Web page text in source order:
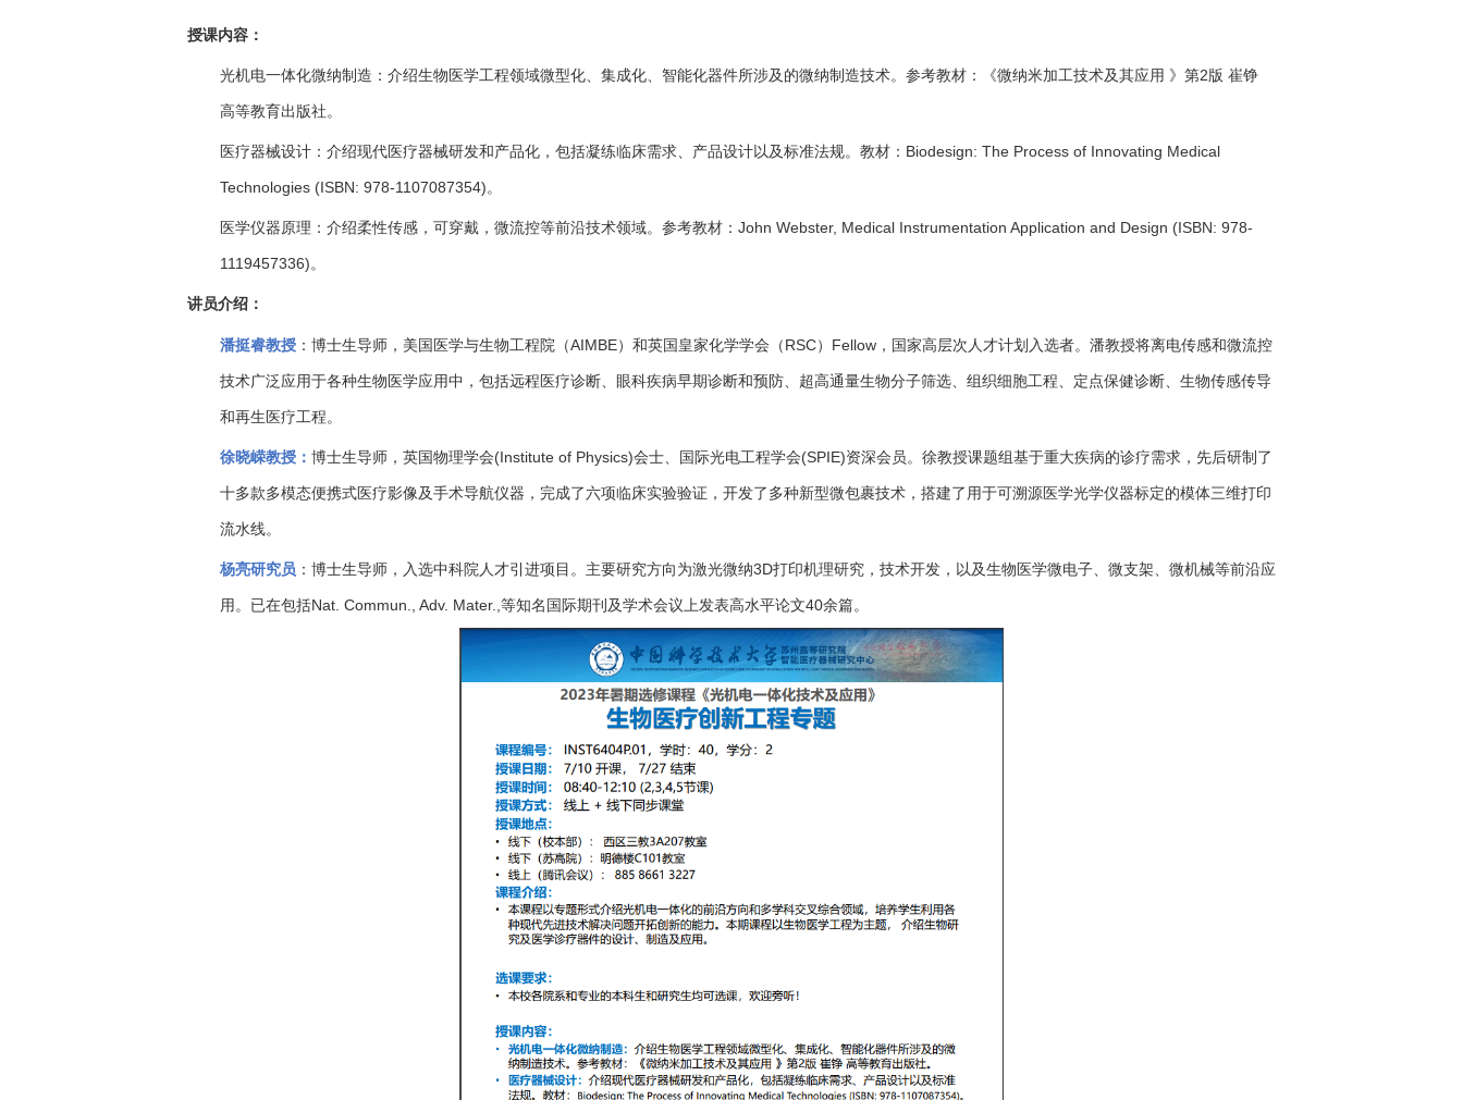
授课内容：
光机电一体化微纳制造：介绍生物医学工程领域微型化、集成化、智能化器件所涉及的微纳制造技术。参考教材：《微纳米加工技术及其应用 》第2版 崔铮
高等教育出版社。
医疗器械设计：介绍现代医疗器械研发和产品化，包括凝练临床需求、产品设计以及标准法规。教材： Biodesign: The Process of Innovating Medical
Technologies (ISBN: 978-1107087354)。
医学仪器原理：介绍柔性传感，可穿戴，微流控等前沿技术领域。参考教材： John Webster, Medical Instrumentation Application and Design (ISBN: 978-
1119457336)。
讲员介绍：
潘挺睿教授 ：博士生导师，美国医学与生物工程院（AIMBE）和英国皇家化学学会（ RSC） Fellow ，国家高层次人才计划入选者。潘教授将离电传感和微流控
技术广泛应用于各种生物医学应用中，包括远程医疗诊断、眼科疾病早期诊断和预防、超高通量生物分子筛选、组织细胞工程、定点保健诊断、生物传感传导
和再生医疗工程。
徐晓嵘教授： 博士生导师，英国物理学会(Institute of Physics)会士、国际光电工程学会(SPIE)资深会员。徐教授课题组基于重大疾病的诊疗需求，先后研制了
十多款多模态便携式医疗影像及手术导航仪器，完成了六项临床实验验证，开发了多种新型微包裹技术，搭建了用于可溯源医学光学仪器标定的模体三维打印
流水线。
杨亮研究员 ：博士生导师，入选中科院人才引进项目。主要研究方向为激光微纳3D打印机理研究，技术开发，以及生物医学微电子、微支架、微机械等前沿应
用。已在包括Nat. Commun., Adv. Mater., 等知名国际期刊及学术会议上发表高水平论文40余篇。